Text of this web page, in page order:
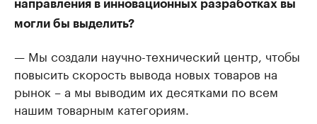
направления в инновационных разработках вы
могли бы выделить?
— Мы создали научно-технический центр, чтобы
повысить скорость вывода новых товаров на
рынок – а мы выводим их десятками по всем
нашим товарным категориям.